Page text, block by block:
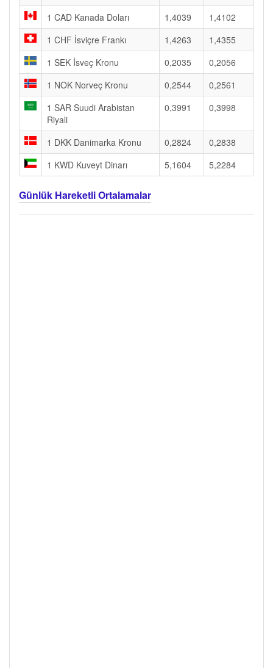
1 CAD Kanada Doları
1,4039
1,4102
1 CHF İsviçre Frankı
1,4263
1,4355
1 SEK İsveç Kronu
0,2035
0,2056
1 NOK Norveç Kronu
0,2544
0,2561
1 SAR Suudi Arabistan
Riyali
0,3991 0,3998
1 DKK Danimarka Kronu 0,2824
0,2838
1 KWD Kuveyt Dinarı
5,1604 5,2284
Günlük Hareketli Ortalamalar